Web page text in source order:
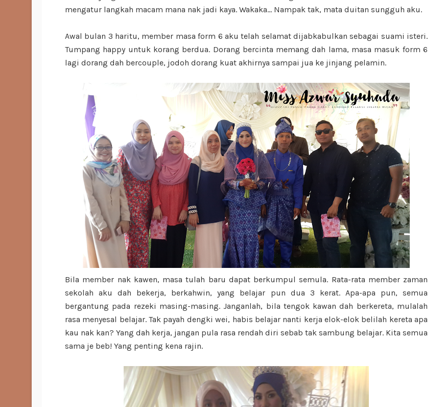
mengatur langkah macam mana nak jadi kaya. Wakaka... Nampak tak, mata duitan sungguh aku.
Awal bulan 3 haritu, member masa form 6 aku telah selamat dijabkabulkan sebagai suami isteri.
Tumpang happy untuk korang berdua. Dorang bercinta memang dah lama, masa masuk form 6
lagi dorang dah bercouple, jodoh dorang kuat akhirnya sampai jua ke jinjang pelamin.
Bila member nak kawen, masa tulah baru dapat berkumpul semula. Rata-rata member zaman
sekolah aku dah bekerja, berkahwin, yang belajar pun dua 3 kerat. Apa-apa pun, semua
bergantung pada rezeki masing-masing. Janganlah, bila tengok kawan dah berkereta, mulalah
rasa menyesal belajar. Tak payah dengki wei, habis belajar nanti kerja elok-elok belilah kereta apa
kau nak kan? Yang dah kerja, jangan pula rasa rendah diri sebab tak sambung belajar. Kita semua
sama je beb! Yang penting kena rajin.